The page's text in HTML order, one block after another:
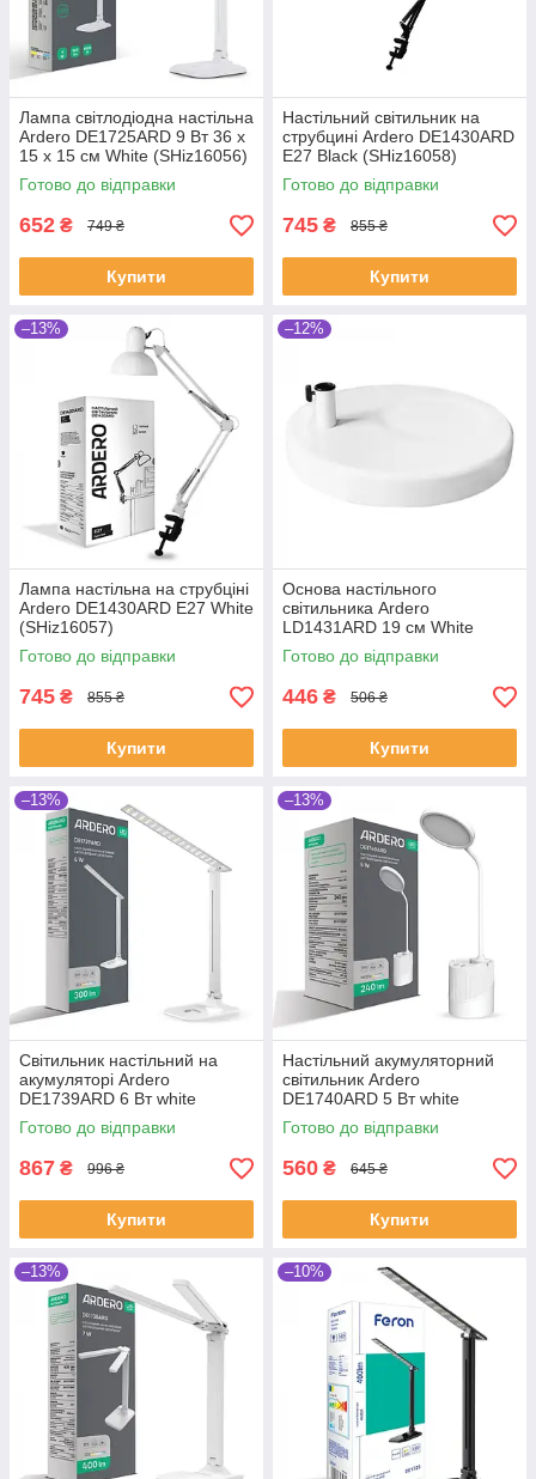
Лампа світлодіодна настільна
Ardero DE1725ARD 9 Вт 36 х
15 х 15 см White (SHiz16056)
Готово до відправки
652 ₴ 749 ₴
Купити
Настільний світильник на
струбцині Ardero DE1430ARD
E27 Black (SHiz16058)
Готово до відправки
745 ₴ 855 ₴
Купити
–13%
Лампа настільна на струбціні
Ardero DE1430ARD E27 White
(SHiz16057)
Готово до відправки
745 ₴ 855 ₴
Купити
–12%
Основа настільного
світильника Ardero
LD1431ARD 19 см White
(SHiz16059)
Готово до відправки
446 ₴ 506 ₴
Купити
–13%
Світильник настільний на
акумуляторі Ardero
DE1739ARD 6 Вт white
(SHiz16165)
Готово до відправки
867 ₴ 996 ₴
Купити
–13%
Настільний акумуляторний
світильник Ardero
DE1740ARD 5 Вт white
(SHiz16163)
Готово до відправки
560 ₴ 645 ₴
Купити
–13% –10%